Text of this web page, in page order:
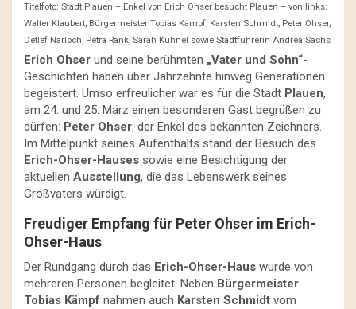
Titelfoto: Stadt Plauen – Enkel von Erich Ohser besucht Plauen – von links:
Walter Klaubert, Bürgermeister Tobias Kämpf, Karsten Schmidt, Peter Ohser,
Detlef Narloch, Petra Rank, Sarah Kühnel sowie Stadtführerin Andrea Sachs
Erich Ohser und seine berühmten „Vater und Sohn“-
Geschichten haben über Jahrzehnte hinweg Generationen
begeistert. Umso erfreulicher war es für die Stadt Plauen,
am 24. und 25. März einen besonderen Gast begrüßen zu
dürfen: Peter Ohser, der Enkel des bekannten Zeichners.
Im Mittelpunkt seines Aufenthalts stand der Besuch des
Erich-Ohser-Hauses sowie eine Besichtigung der
aktuellen Ausstellung, die das Lebenswerk seines
Großvaters würdigt.
Freudiger Empfang für Peter Ohser im Erich-
Ohser-Haus
Der Rundgang durch das Erich-Ohser-Haus wurde von
mehreren Personen begleitet. Neben Bürgermeister
Tobias Kämpf nahmen auch Karsten Schmidt vom